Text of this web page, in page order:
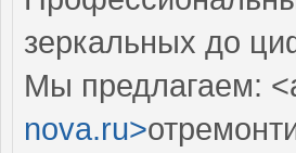
зеркальных до
Мы предлагаем:
nova.ru>